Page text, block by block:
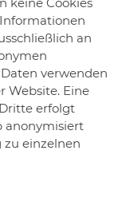
an
verwenden
Website. Eine
erfolgt
anonymisiert
zu einzelnen